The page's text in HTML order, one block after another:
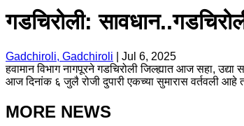
गडचिरोली:
Gadchiroli, Gadchiroli
Jul 6, 2025
हवामान विभाग नागपूरने गडचिरोली जिल्ह्यात आज सहा,
आज दिनांक ६ जुलै रोजी दुपारी एकच्या सुमारास वर्तवली
MORE NEWS